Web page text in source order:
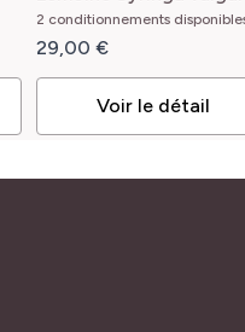
Madame Lemoine
2 conditionnements
29,00 €
Voir le détail